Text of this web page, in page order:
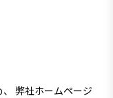
弊社ホームページ